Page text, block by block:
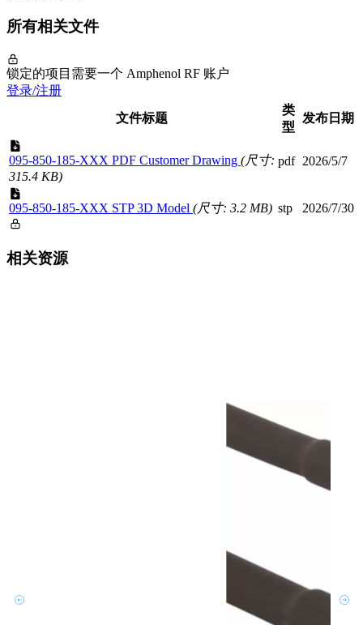
所有相关文件
锁定的项目需要一个 Amphenol RF 账户
登录/注册
文件标题
类
型
发布日期
095-850-185-XXX PDF Customer Drawing (尺寸:
315.4 KB)
pdf 2026/5/7
095-850-185-XXX STP 3D Model (尺寸: 3.2 MB) stp 2026/7/30
相关资源